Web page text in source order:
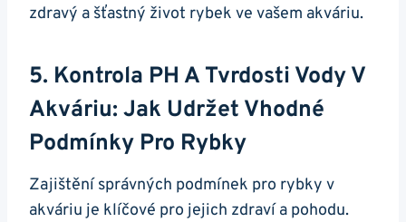
‍zdravý a ​šťastný⁣ život rybek ve vašem akváriu.
5. Kontrola PH A Tvrdosti Vody V
Akváriu: Jak Udržet Vhodné
Podmínky Pro Rybky
Zajištění správných podmínek ⁢pro rybky v
akváriu je klíčové pro ⁢jejich zdraví a pohodu.